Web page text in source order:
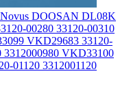
DOOSAN DL08K
00280 33120-00310
VKD29683 33120-
3312000980 VKD33100
01120 3312001120